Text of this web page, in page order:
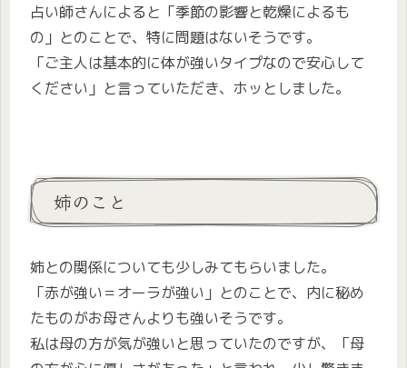
占い師さんによると「季節の影響と乾燥によるも
の」とのことで、特に問題はないそうです。
「ご主人は基本的に体が強いタイプなので安心して
ください」と言っていただき、ホッとしました。
姉のこと
姉との関係についても少しみてもらいました。
「赤が強い＝オーラが強い」とのことで、内に秘め
たものがお母さんよりも強いそうです。
私は母の方が気が強いと思っていたのですが、「母